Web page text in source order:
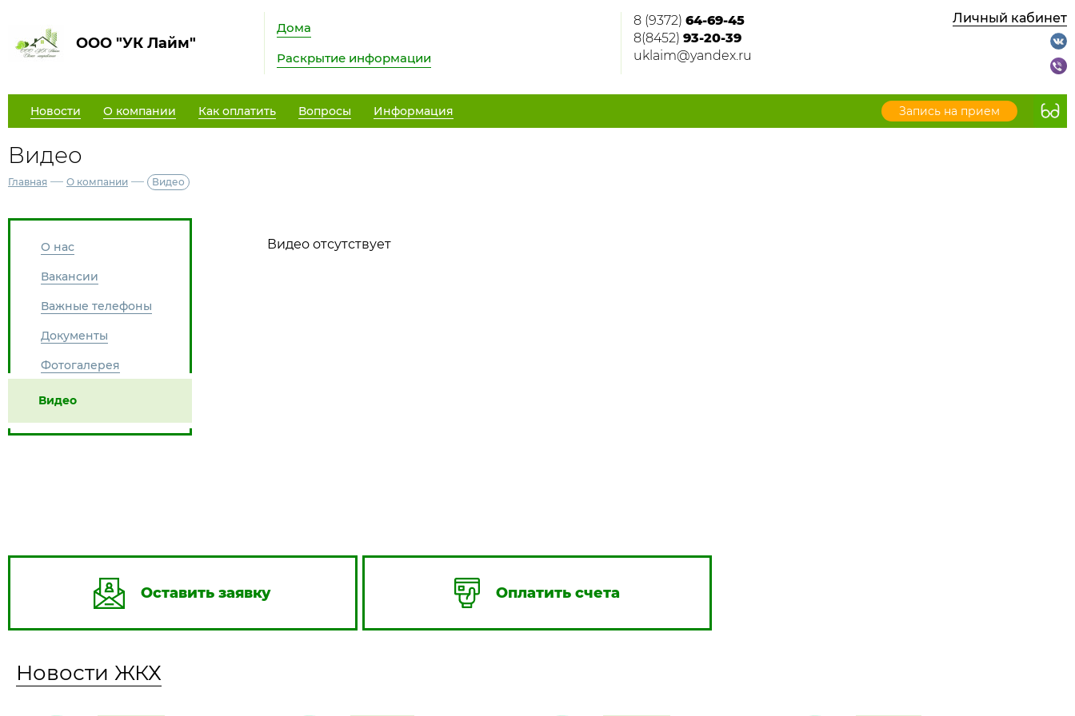
ООО "УК Лайм"
Дома
Раскрытие информации
8 (9372) 64-69-45
8(8452) 93-20-39
uklaim@yandex.ru
Личный кабинет
Новости О компании Как оплатить Вопросы Информация Запись на прием
Видео
Главная — О компании — Видео
О нас
Вакансии
Важные телефоны
Документы
Фотогалерея
Видео
Видео отсутствует
Оставить заявку Оплатить счета
Новости ЖКХ